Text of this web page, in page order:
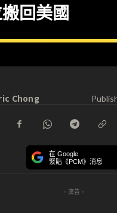
回美國
Chong
在 Google
緊貼《PCM》消息
- 廣告 -